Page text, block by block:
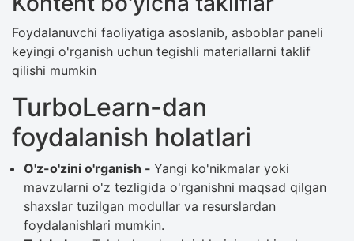
Foydalanuvchi faoliyatiga asoslanib, asboblar paneli
keyingi o'rganish uchun tegishli materiallarni taklif
qilishi mumkin
TurboLearn-dan
foydalanish holatlari
O'z-o'zini o'rganish - Yangi ko'nikmalar yoki
mavzularni o'z tezligida o'rganishni maqsad qilgan
shaxslar tuzilgan modullar va resurslardan
foydalanishlari mumkin.